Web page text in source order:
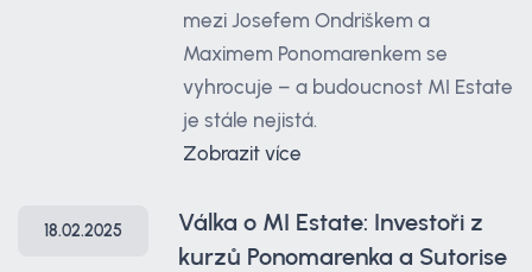
mezi Josefem Ondriškem a
Maximem Ponomarenkem se
vyhrocuje – a budoucnost MI Estate
je stále nejistá.
Zobrazit více
18.02.2025
Válka o MI Estate: Investoři z
kurzů Ponomarenka a Sutorise